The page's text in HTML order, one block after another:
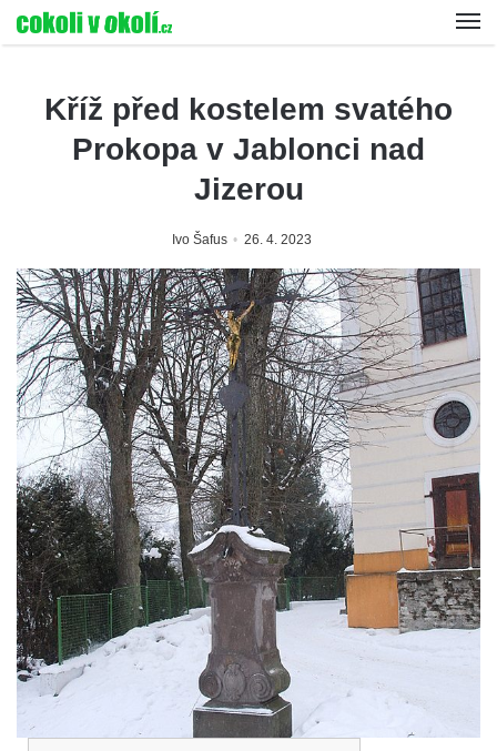
Kříž před kostelem svatého
Prokopa v Jablonci nad
Jizerou
Ivo Šafus 26. 4. 2023